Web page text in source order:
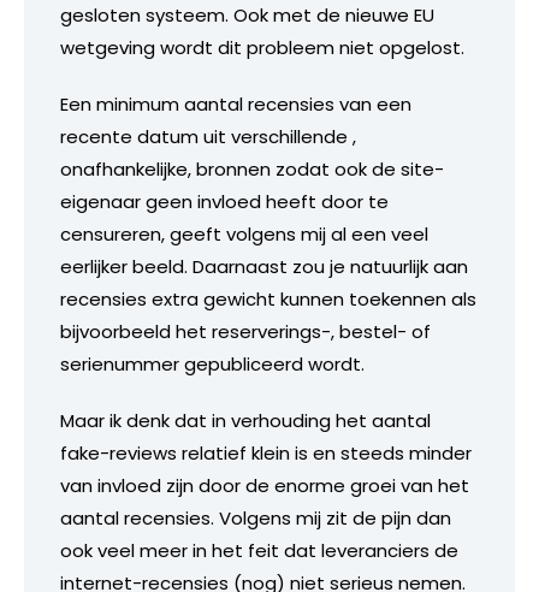
gesloten systeem. Ook met de nieuwe EU
wetgeving wordt dit probleem niet opgelost.
Een minimum aantal recensies van een
recente datum uit verschillende ,
onafhankelijke, bronnen zodat ook de site-
eigenaar geen invloed heeft door te
censureren, geeft volgens mij al een veel
eerlijker beeld. Daarnaast zou je natuurlijk aan
recensies extra gewicht kunnen toekennen als
bijvoorbeeld het reserverings-, bestel- of
serienummer gepubliceerd wordt.
Maar ik denk dat in verhouding het aantal
fake-reviews relatief klein is en steeds minder
van invloed zijn door de enorme groei van het
aantal recensies. Volgens mij zit de pijn dan
ook veel meer in het feit dat leveranciers de
internet-recensies (nog) niet serieus nemen.